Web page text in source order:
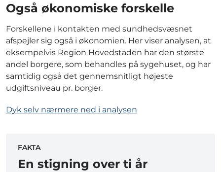
Også økonomiske forskelle
Forskellene i kontakten med sundhedsvæsnet
afspejler sig også i økonomien. Her viser analysen, at
eksempelvis Region Hovedstaden har den største
andel borgere, som behandles på sygehuset, og har
samtidig også det gennemsnitligt højeste
udgiftsniveau pr. borger.
Dyk selv nærmere ned i analysen
FAKTA
En stigning over ti år